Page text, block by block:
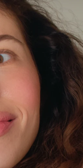
connecter
l'utilisateur
appareils
Mes adresses
中文